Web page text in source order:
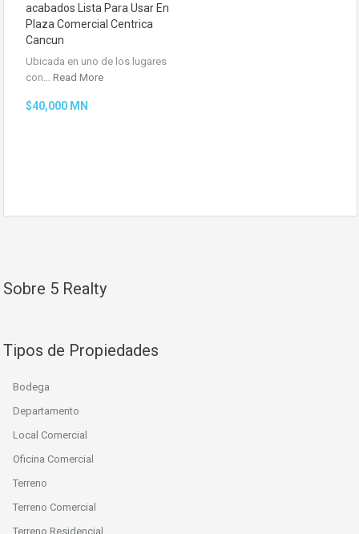
acabados Lista Para Usar En
Plaza Comercial Centrica
Cancun
Ubicada en uno de los lugares
con… Read More
$40,000 MN
Sobre 5 Realty
Tipos de Propiedades
Bodega
Departamento
Local Comercial
Oficina Comercial
Terreno
Terreno Comercial
Terreno Residencial